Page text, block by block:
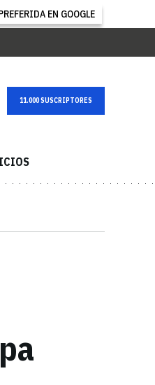
EN GOOGLE
NEWSLETTER